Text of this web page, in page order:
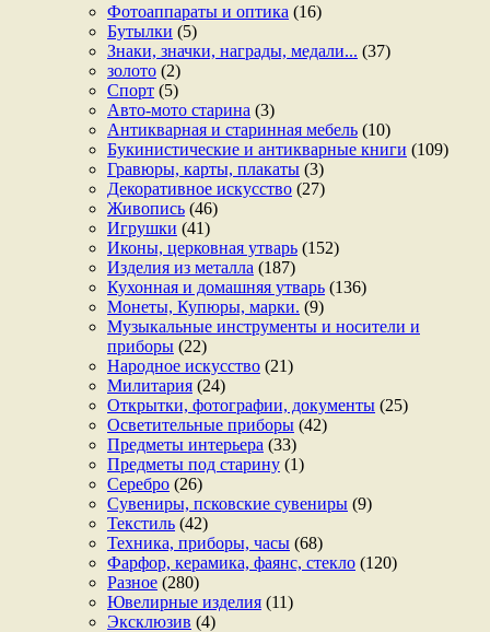
Фотоаппараты и оптика (16)
Бутылки (5)
Знаки, значки, награды, медали... (37)
золото (2)
Спорт (5)
Авто-мото старина (3)
Антикварная и старинная мебель (10)
Букинистические и антикварные книги (109)
Гравюры, карты, плакаты (3)
Декоративное искусство (27)
Живопись (46)
Игрушки (41)
Иконы, церковная утварь (152)
Изделия из металла (187)
Кухонная и домашняя утварь (136)
Монеты, Купюры, марки. (9)
Музыкальные инструменты и носители и
приборы (22)
Народное искусство (21)
Милитария (24)
Открытки, фотографии, документы (25)
Осветительные приборы (42)
Предметы интерьера (33)
Предметы под старину (1)
Серебро (26)
Сувениры, псковские сувениры (9)
Текстиль (42)
Техника, приборы, часы (68)
Фарфор, керамика, фаянс, стекло (120)
Разное (280)
Ювелирные изделия (11)
Эксклюзив (4)